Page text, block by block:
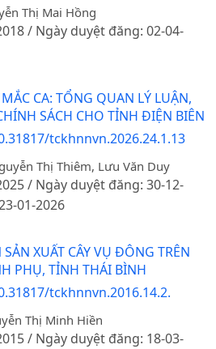
Thị Mai Hồng
/ Ngày duyệt đăng: 02-04-
CA: TỔNG QUAN LÝ LUẬN,
SÁCH CHO TỈNH ĐIỆN BIÊN
tckhnnvn.2026.24.1.13
Thị Thiêm, Lưu Văn Duy
/ Ngày duyệt đăng: 30-12-
01-2026
XUẤT CÂY VỤ ĐÔNG TRÊN
PHỤ, TỈNH THÁI BÌNH
tckhnnvn.2016.14.2.
Thị Minh Hiền
/ Ngày duyệt đăng: 18-03-